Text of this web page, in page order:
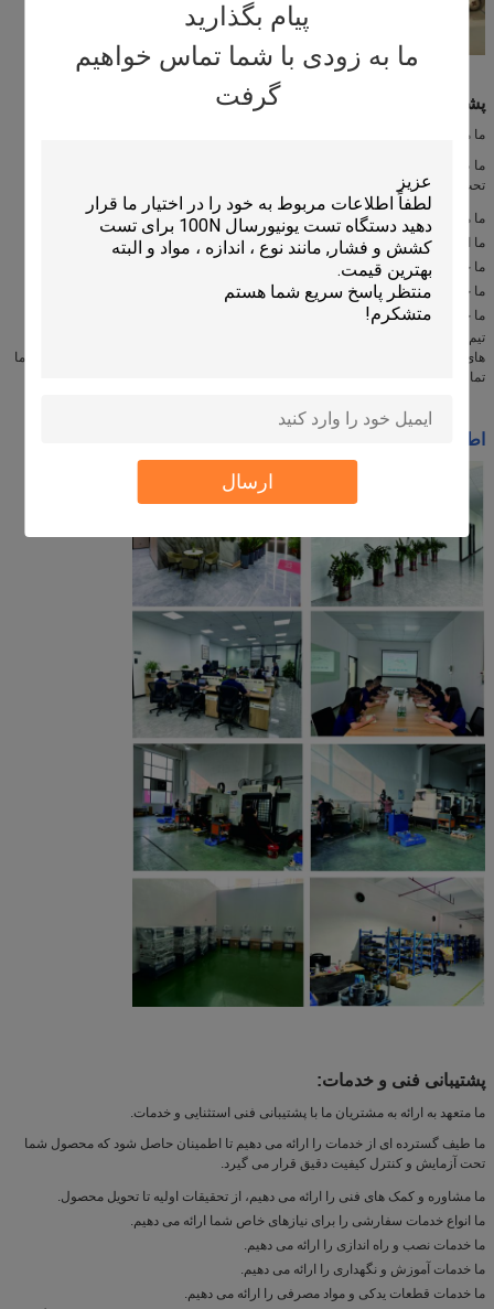
پیام بگذارید
ما به زودی با شما تماس خواهیم
گرفت
ارسال
پشتیبانی فنی و خدمات:
ما متعهد به ارائه به مشتریان ما با پشتیبانی فنی استثنایی و خدمات.
ما طیف گسترده ای از خدمات را ارائه می دهیم تا اطمینان حاصل شود که محصول شما
تحت آزمایش و کنترل کیفیت دقیق قرار می گیرد.
ما مشاوره و کمک های فنی را ارائه می دهیم، از تحقیقات اولیه تا تحویل محصول.
ما انواع خدمات سفارشی را برای نیازهای خاص شما ارائه می دهیم.
ما خدمات نصب و راه اندازی را ارائه می دهیم.
ما خدمات آموزش و نگهداری را ارائه می دهیم.
ما خدمات قطعات یدکی و مواد مصرفی را ارائه می دهیم.
تیم ما از متخصصان متعهد به ارائه بالاترین کیفیت پشتیبانی فنی و خدمات برای دستگاه
های آزمایش ما است. اگر شما هر گونه سوال و یا نیاز به کمک، لطفا احساس رایگان با ما
تماس بگیرید.
اطلاعات شرکت و نمایشگاه کارگاه:
پشتیبانی فنی و خدمات:
ما متعهد به ارائه به مشتریان ما با پشتیبانی فنی استثنایی و خدمات.
ما طیف گسترده ای از خدمات را ارائه می دهیم تا اطمینان حاصل شود که محصول شما
تحت آزمایش و کنترل کیفیت دقیق قرار می گیرد.
ما مشاوره و کمک های فنی را ارائه می دهیم، از تحقیقات اولیه تا تحویل محصول.
ما انواع خدمات سفارشی را برای نیازهای خاص شما ارائه می دهیم.
ما خدمات نصب و راه اندازی را ارائه می دهیم.
ما خدمات آموزش و نگهداری را ارائه می دهیم.
ما خدمات قطعات یدکی و مواد مصرفی را ارائه می دهیم.